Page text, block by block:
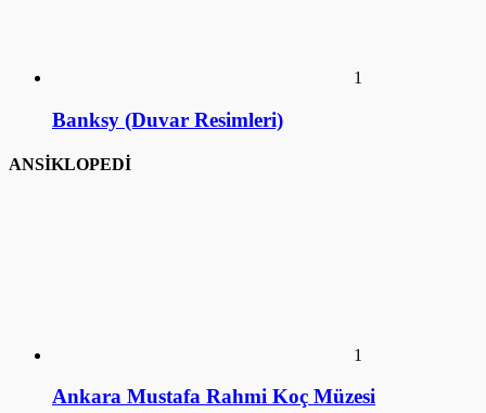
1
Banksy (Duvar Resimleri)
ANSİKLOPEDİ
1
Ankara Mustafa Rahmi Koç Müzesi